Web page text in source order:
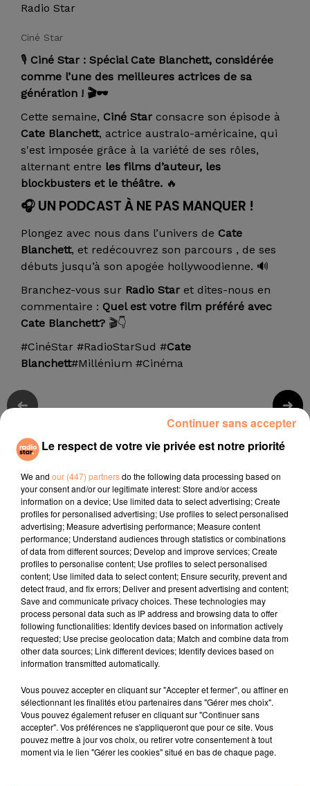
Radio Star
Ciné Star
🎙️ Ciné Star : Spécial Cate Blanchett, considérée
comme l’une des meilleures actrices de sa
génération ! 🎬🕶️
Cette semaine, Ciné Star consacre son épisode à
Cate Blanchett, actrice australo-américaine, qui
s'est imposée grâce à la variété de ses rôles,
alternant entre les films d’auteur, les
blockbusters et le théâtre. 🔥
🎧UN PODCAST À NE PAS MANQUER !
Plongez avec nous dans l’univers de Cate
Blanchett, et redécouvrez son parcours , de ses
débuts jusqu’à son apogée hollywoodienne. 🔊
Branchez-vous sur Radio Star et dites-nous en
commentaire : Quel est votre film préféré avec
Cate Blanchett? 🎬👇
#CinéStar #RadioStarSud #Cate
Blanchett#Millénium #Cinéma
4h00
4h00
TEDDY SWIMS
Mr Know It All
3h57
3h57
FARRUKO
Yapaque
3h53
3h53
ASAF AVIDAN
One Day
l'horoscope
Le respect de votre vie privée est notre priorité
We and our (447) partnersdo the following data processing based on
your consent and/or our legitimate interest: Store and/or access
information on a device; Use limited data to select advertising; Create
profiles for personalised advertising; Use profiles to select personalised
advertising; Measure advertising performance; Measure content
performance; Understand audiences through statistics or combinations
of data from different sources; Develop and improve services; Create
profiles to personalise content; Use profiles to select personalised
content; Use limited data to select content; Ensure security, prevent and
detect fraud, and fix errors; Deliver and present advertising and content;
Save and communicate privacy choices. These technologies may
process personal data such as IP address and browsing data to offer
following functionalities: Identify devices based on information actively
requested; Use precise geolocation data; Match and combine data from
other data sources; Link different devices; Identify devices based on
information transmitted automatically.
Vous pouvez accepter en cliquant sur "Accepter et fermer", ou affiner en
sélectionnant les finalités et/ou partenaires dans "Gérer mes choix".
Vous pouvez également refuser en cliquant sur "Continuer sans
accepter". Vos préférences ne s'appliqueront que pour ce site. Vous
pouvez mettre à jour vos choix, ou retirer votre consentement à tout
moment via le lien "Gérer les cookies" situé en bas de chaque page.
Continuer sans accepter